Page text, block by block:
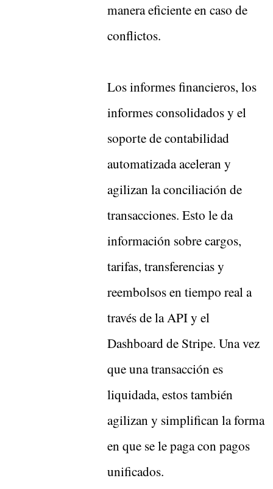
manera eficiente en caso de
conflictos.
Los informes financieros, los
informes consolidados y el
soporte de contabilidad
automatizada aceleran y
agilizan la conciliación de
transacciones. Esto le da
información sobre cargos,
tarifas, transferencias y
reembolsos en tiempo real a
través de la API y el
Dashboard de Stripe. Una vez
que una transacción es
liquidada, estos también
agilizan y simplifican la forma
en que se le paga con pagos
unificados.